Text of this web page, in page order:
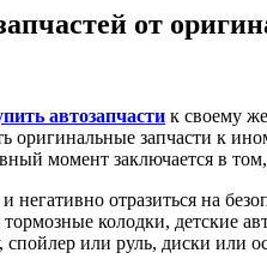
от
автозапчасти к своему
оригинальные запчасти к
момент заключается в
отразиться на
колодки, детские
или руль, диски или